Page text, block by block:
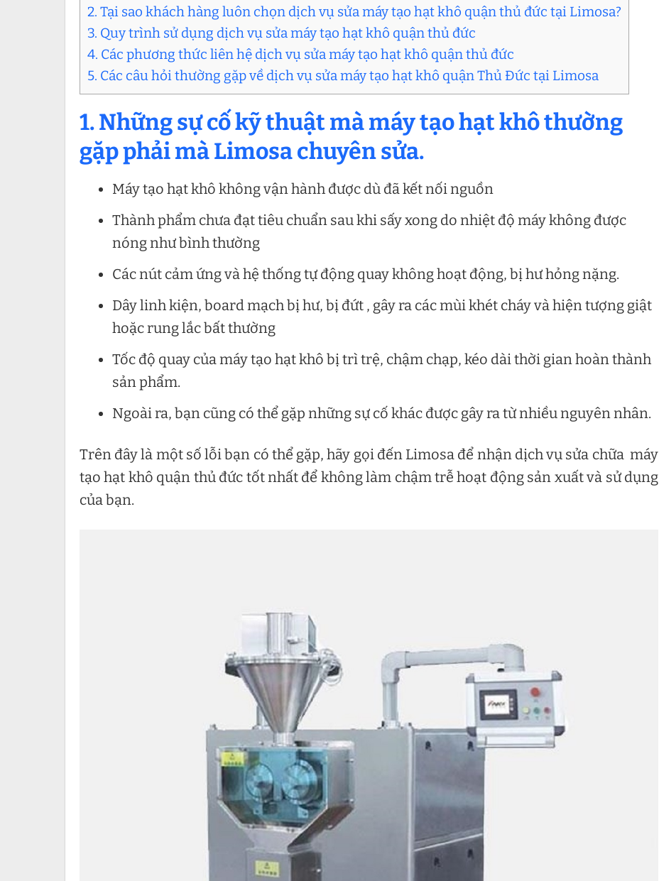
2. Tại sao khách hàng luôn chọn dịch vụ sửa máy tạo hạt khô quận thủ đức tại Limosa?
3. Quy trình sử dụng dịch vụ sửa máy tạo hạt khô quận thủ đức
4. Các phương thức liên hệ dịch vụ sửa máy tạo hạt khô quận thủ đức
5. Các câu hỏi thường gặp về dịch vụ sửa máy tạo hạt khô quận Thủ Đức tại Limosa
1. Những sự cố kỹ thuật mà máy tạo hạt khô thường
gặp phải mà Limosa chuyên sửa.
Máy tạo hạt khô không vận hành được dù đã kết nối nguồn
Thành phẩm chưa đạt tiêu chuẩn sau khi sấy xong do nhiệt độ máy không được
nóng như bình thường
Các nút cảm ứng và hệ thống tự động quay không hoạt động, bị hư hỏng nặng.
Dây linh kiện, board mạch bị hư, bị đứt , gây ra các mùi khét cháy và hiện tượng giật
hoặc rung lắc bất thường
Tốc độ quay của máy tạo hạt khô bị trì trệ, chậm chạp, kéo dài thời gian hoàn thành
sản phẩm.
Ngoài ra, bạn cũng có thể gặp những sự cố khác được gây ra từ nhiều nguyên nhân.
Trên đây là một số lỗi bạn có thể gặp, hãy gọi đến Limosa để nhận dịch vụ sửa chữa máy
tạo hạt khô quận thủ đức tốt nhất để không làm chậm trễ hoạt động sản xuất và sử dụng
của bạn.